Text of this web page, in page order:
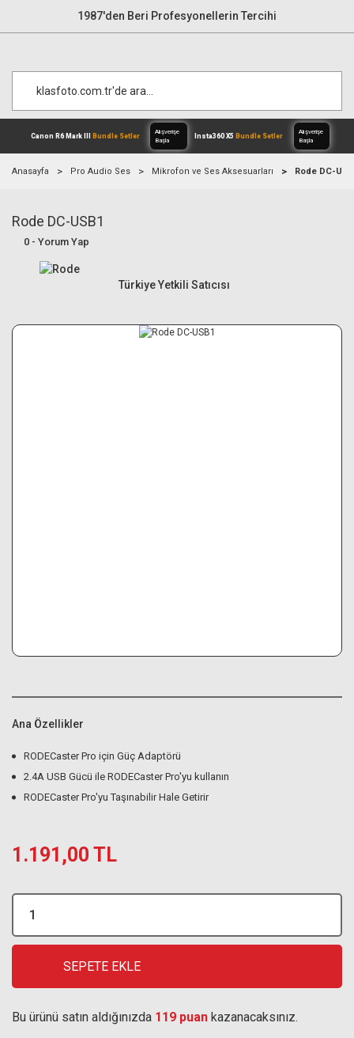
1987'den Beri Profesyonellerin Tercihi
Canon R6 Mark III
Anasayfa Pro Audio Ses Mikrofon ve Ses Aksesuarları Rode DC-
Rode DC-USB1
0 - Yorum Yap
Türkiye Yetkili Satıcısı
Ana Özellikler
RODECaster Pro için Güç Adaptörü
2.4A USB Gücü ile RODECaster Pro'yu kullanın
RODECaster Pro'yu Taşınabilir Hale Getirir
1.191,00 TL
SEPETE EKLE
Bu ürünü satın aldığınızda 119 puan kazanacaksınız.